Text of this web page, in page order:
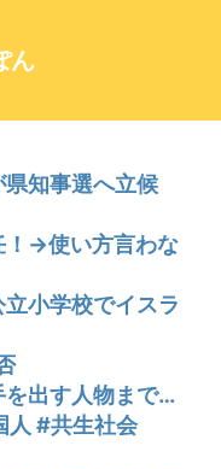
ん
知事選へ立候
！→使い方言わな
立小学校でイスラ
を出す人物まで…
人 #共生社会